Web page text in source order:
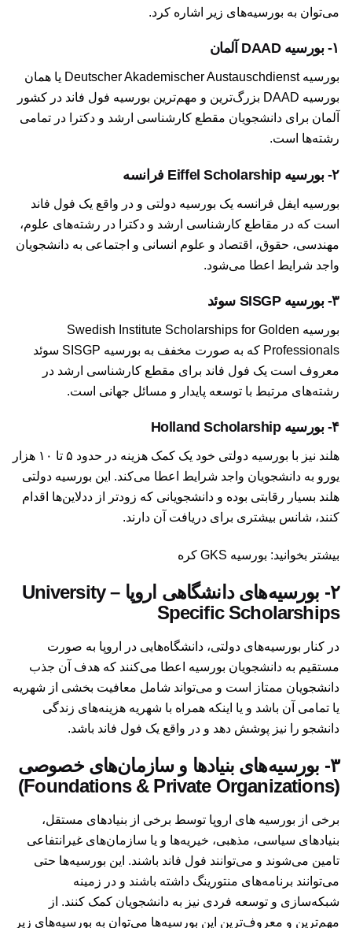
می‌توان به بورسیه‌‌های زیر اشاره کرد.
۱- بورسیه DAAD آلمان
بورسیه Deutscher Akademischer Austauschdienst یا همان
بورسیه DAAD بزرگ‌ترین و مهم‌ترین بورسیه فول فاند در کشور
آلمان برای دانشجویان مقطع کارشناسی ارشد و دکترا در تمامی
رشته‌ها است.
۲- بورسیه Eiffel Scholarship فرانسه
بورسیه ایفل فرانسه یک بورسیه دولتی و در واقع یک فول فاند
است که در مقاطع کارشناسی ارشد و دکترا در رشته‌های علوم،
مهندسی، حقوق، اقتصاد و علوم انسانی و اجتماعی به دانشجویان
واجد شرایط اعطا می‌شود.
۳- بورسیه SISGP سوئد
بورسیه Swedish Institute Scholarships for Golden
Professionals که به صورت مخفف به بورسیه SISGP سوئد
معروف است یک فول فاند برای مقطع کارشناسی ارشد در
رشته‌های مرتبط با توسعه پایدار و مسائل جهانی است.
۴- بورسیه Holland Scholarship
هلند نیز با بورسیه دولتی خود یک کمک هزینه در حدود ۵ تا ۱۰ هزار
یورو به دانشجویان واجد شرایط اعطا می‌کند. این بورسیه دولتی
هلند بسیار رقابتی بوده و دانشجویانی که زودتر از ددلاین‌ها اقدام
کنند، شانس بیشتری برای دریافت آن دارند.
بیشتر بخوانید: بورسیه GKS کره
۲- بورسیه‌های دانشگاهی اروپا University –
Specific Scholarships
در کنار بورسیه‌های دولتی، دانشگاه‌‌هایی در اروپا به صورت
مستقیم به دانشجویان بورسیه اعطا می‌کنند که هدف آن جذب
دانشجویان ممتاز است و می‌تواند شامل معافیت بخشی از شهریه
یا تمامی آن باشد و یا اینکه همراه با شهریه هزینه‌های زندگی
دانشجو را نیز پوشش دهد و در واقع یک فول فاند باشد.
۳- بورسیه‌های بنیادها و سازمان‌های خصوصی
(Foundations & Private Organizations)
برخی از بورسیه های اروپا توسط برخی از بنیادهای مستقل،
بنیادهای سیاسی، مذهبی، خیریه‌ها و یا سازمان‌های غیرانتفاعی
تامین می‌شوند و می‌توانند فول فاند باشند. این بورسیه‌‌ها حتی
می‌توانند برنامه‌های منتورینگ داشته باشند و در زمینه
شبکه‌سازی و توسعه فردی نیز به دانشجویان کمک کنند. از
مهم‌ترین و معروف‌ترین این بورسیه‌‌ها می‌توان به بورسیه‌های زیر